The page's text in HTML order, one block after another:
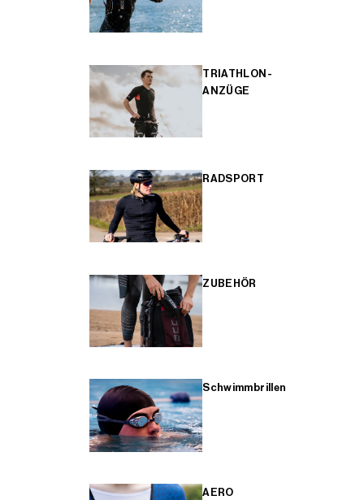
TRIATHLON-
ANZÜGE
RADSPORT
ZUBEHÖR
Schwimmbrillen
AERO